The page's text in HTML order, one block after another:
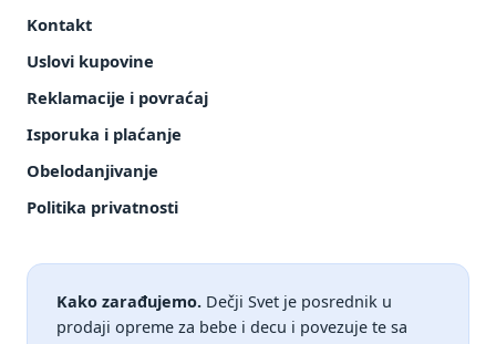
Kontakt
Uslovi kupovine
Reklamacije i povraćaj
Isporuka i plaćanje
Obelodanjivanje
Politika privatnosti
Kako zarađujemo. Dečji Svet je posrednik u
prodaji opreme za bebe i decu i povezuje te sa